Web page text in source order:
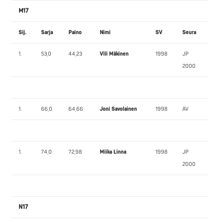
M17
Sij. Sarja Paino Nimi SV Seura
1. 53,0 44,23 Vili Mäkinen 1998
JP
2000
1. 66,0 64,66 Joni Savolainen 1998 ÄV
1. 74,0 72,98 Miika Linna 1998
JP
2000
N17